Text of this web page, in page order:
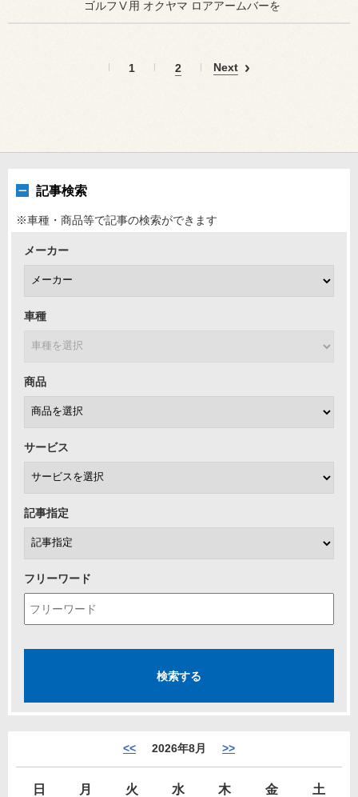
ゴルフⅤ用 オクヤマ ロアアームバーを
1 2 Next
記事検索
※車種・商品等で記事の検索ができます
メーカー
車種
商品
サービス
記事指定
フリーワード
<< 2026年8月 >>
日 月 火 水 木 金
土